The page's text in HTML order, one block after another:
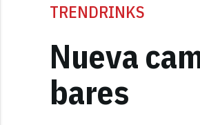
TRENDRINKS
Nueva
bares